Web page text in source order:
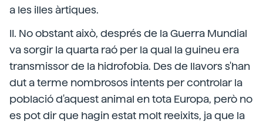
a les illes àrtiques.
II. No obstant això, després de la Guerra Mundial
va sorgir la quarta raó per la qual la guineu era
transmissor de la hidrofobia. Des de llavors s'han
dut a terme nombrosos intents per controlar la
població d'aquest animal en tota Europa, però no
es pot dir que hagin estat molt reeixits, ja que la